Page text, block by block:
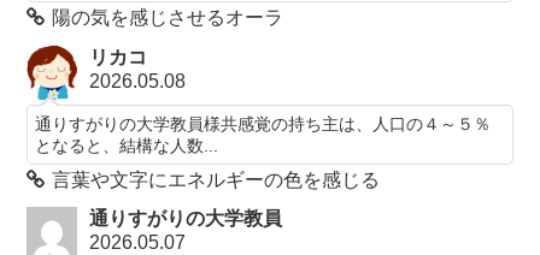
陽の気を感じさせるオーラ
リカコ
2026.05.08
通りすがりの大学教員様共感覚の持ち主は、人口の４～５％
となると、結構な人数...
言葉や文字にエネルギーの色を感じる
通りすがりの大学教員
2026.05.07